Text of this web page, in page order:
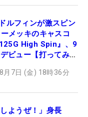
ルフィンが激スピン
メッキのキャスコ
125G High Spin』、9
ビュー【打ってみ
月7日 (金) 18時36分
しようぜ！」身長